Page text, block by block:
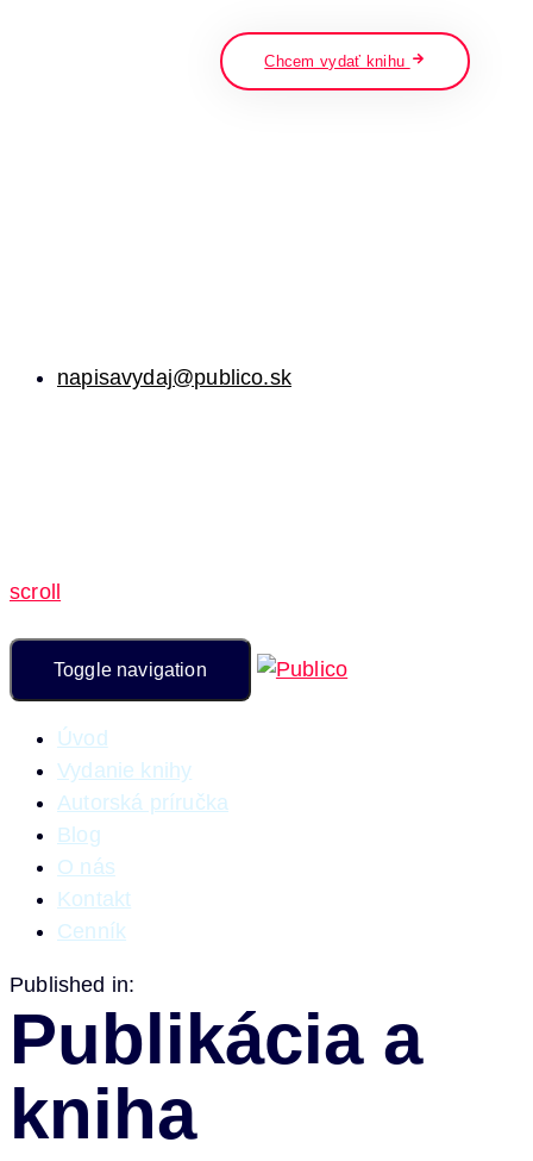
Chcem vydať knihu
napisavydaj@publico.sk
scroll
Toggle navigation
Úvod
Vydanie knihy
Autorská príručka
Blog
O nás
Kontakt
Cenník
Published in:
Publikácia a
kniha